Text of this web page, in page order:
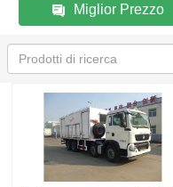
Miglior Prezzo